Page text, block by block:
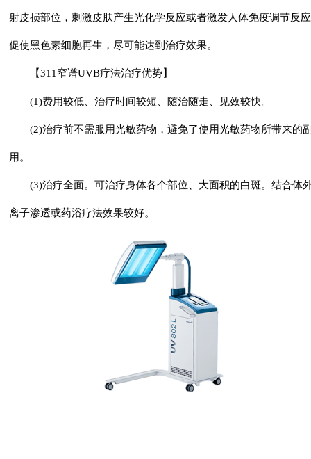
射皮损部位，刺激皮肤产生光化学反应或者激发人体免疫调节反
促使黑色素细胞再生，尽可能达到治疗效果。
【311窄谱UVB疗法治疗优势】
(1)费用较低、治疗时间较短、随治随走、见效较快。
(2)治疗前不需服用光敏药物，避免了使用光敏药物所带来的
用。
(3)治疗全面。可治疗身体各个部位、大面积的白斑。结合体
离子渗透或药浴疗法效果较好。